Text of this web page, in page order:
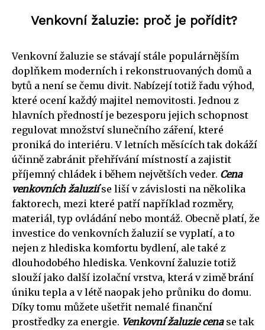
Venkovní žaluzie: proč je pořídit?
Venkovní žaluzie se stávají stále populárnějším
doplňkem moderních i rekonstruovaných domů a
bytů a není se čemu divit. Nabízejí totiž řadu výhod,
které ocení každý majitel nemovitosti. Jednou z
hlavních předností je bezesporu jejich schopnost
regulovat množství slunečního záření, které
proniká do interiéru. V letních měsících tak dokáží
účinně zabránit přehřívání místností a zajistit
příjemný chládek i během největších veder. Cena
venkovních žaluziíse liší v závislosti na několika
faktorech, mezi které patří například rozměry,
materiál, typ ovládání nebo montáž. Obecně platí, že
investice do venkovních žaluzií se vyplatí, a to
nejen z hlediska komfortu bydlení, ale také z
dlouhodobého hlediska. Venkovní žaluzie totiž
slouží jako další izolační vrstva, která v zimě brání
úniku tepla a v létě naopak jeho průniku do domu.
Díky tomu můžete ušetřit nemalé finanční
prostředky za energie. Venkovní žaluzie cenase tak